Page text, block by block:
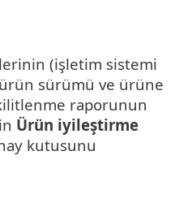
(işletim sistemi
sürümü ve ürüne
raporunun
Ürün iyileştirme
kutusunu